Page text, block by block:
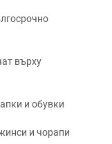
върху
и обувки
и чорапи